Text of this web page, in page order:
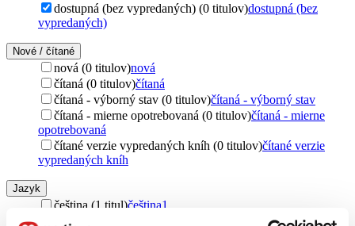
dostupná (bez vypredaných) (0 titulov)dostupná (bez
vypredaných)
Nové / čítané
nová (0 titulov)nová
čítaná (0 titulov)čítaná
čítaná - výborný stav (0 titulov)čítaná - výborný stav
čítaná - mierne opotrebovaná (0 titulov)čítaná - mierne
opotrebovaná
čítané verzie vypredaných kníh (0 titulov)čítané verzie
vypredaných kníh
Jazyk
čeština (1 titul)čeština1